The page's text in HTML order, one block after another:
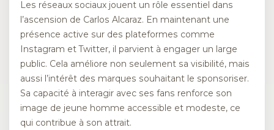
Les réseaux sociaux jouent un rôle essentiel dans
l’ascension de Carlos Alcaraz. En maintenant une
présence active sur des plateformes comme
Instagram et Twitter, il parvient à engager un large
public. Cela améliore non seulement sa visibilité, mais
aussi l’intérêt des marques souhaitant le sponsoriser.
Sa capacité à interagir avec ses fans renforce son
image de jeune homme accessible et modeste, ce
qui contribue à son attrait.